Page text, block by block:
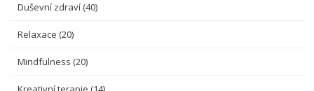
Duševní zdraví (40)
Relaxace (20)
Mindfulness (20)